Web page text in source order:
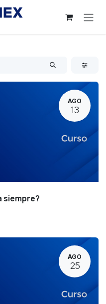
AGO
13
siempre?
AGO
25